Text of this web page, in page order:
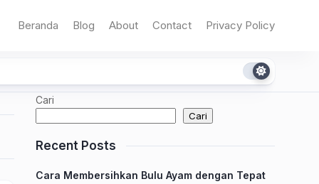
Beranda Blog About Contact Privacy Policy
Cari
Cari
Recent Posts
Cara Membersihkan Bulu Ayam dengan Tepat